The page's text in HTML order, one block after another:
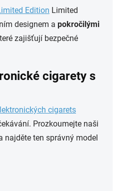
Edition Limited
designem a pokročilými
zajišťují bezpečné
cigarety s
cigarets
Prozkoumejte naši
najděte ten správný model